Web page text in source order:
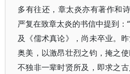
多有往还，章太炎亦有著作和
严复在致章太炎的书信中提到：
及《儒术真论》，尚未卒业。
奥美，以激昂壮烈之钧，掩之
不独非一辈时贤所及，即求之